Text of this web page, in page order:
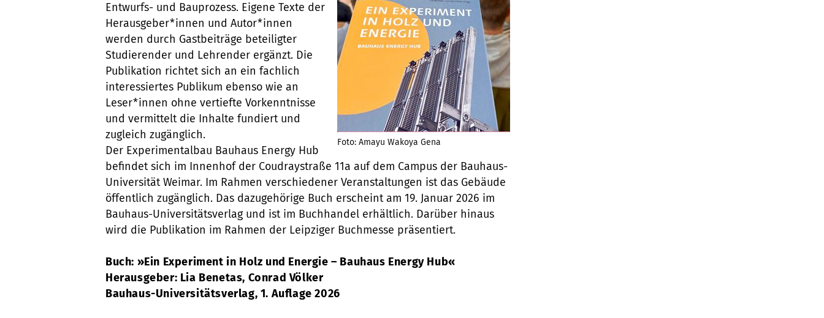
Foto: Amayu Wakoya Gena
Entwurfs- und Bauprozess. Eigene Texte der
Herausgeber*innen und Autor*innen
werden durch Gastbeiträge beteiligter
Studierender und Lehrender ergänzt. Die
Publikation richtet sich an ein fachlich
interessiertes Publikum ebenso wie an
Leser*innen ohne vertiefte Vorkenntnisse
und vermittelt die Inhalte fundiert und
zugleich zugänglich.
Der Experimentalbau Bauhaus Energy Hub
befindet sich im Innenhof der Coudraystraße 11a auf dem Campus der Bauhaus-
Universität Weimar. Im Rahmen verschiedener Veranstaltungen ist das Gebäude
öffentlich zugänglich. Das dazugehörige Buch erscheint am 19. Januar 2026 im
Bauhaus-Universitätsverlag und ist im Buchhandel erhältlich. Darüber hinaus
wird die Publikation im Rahmen der Leipziger Buchmesse präsentiert.
Buch: »Ein Experiment in Holz und Energie – Bauhaus Energy Hub«
Herausgeber: Lia Benetas, Conrad Völker
Bauhaus-Universitätsverlag, 1. Auflage 2026